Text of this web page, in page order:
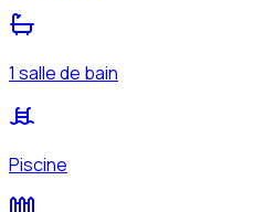
1 salle de bain
Piscine